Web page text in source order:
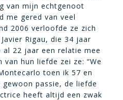
van mijn echtgenoot
me gered van veel
2006 verloofde ze zich
Rigau, die 34 jaar
al 22 jaar een relatie mee
hun liefde zei ze: “We
toen ik 57 en
gewoon passie, de liefde
heeft altijd een zwak